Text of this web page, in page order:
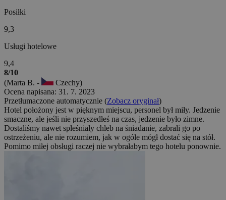
Posiłki
9,3
Usługi hotelowe
9,4
8/10
(Marta B. -
Czechy)
Ocena napisana: 31. 7. 2023
Przetłumaczone automatycznie (Zobacz oryginał)
Hotel położony jest w pięknym miejscu, personel był miły. Jedzenie
smaczne, ale jeśli nie przyszedłeś na czas, jedzenie było zimne.
Dostaliśmy nawet spleśniały chleb na śniadanie, zabrali go po
ostrzeżeniu, ale nie rozumiem, jak w ogóle mógł dostać się na stół.
Pomimo miłej obsługi raczej nie wybrałabym tego hotelu ponownie.